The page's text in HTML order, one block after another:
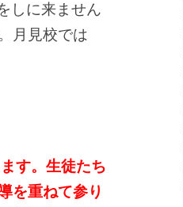
しに来ません
月見校では
す。生徒たち
を重ねて参り